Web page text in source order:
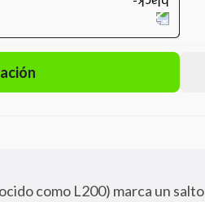
como L200) marca un